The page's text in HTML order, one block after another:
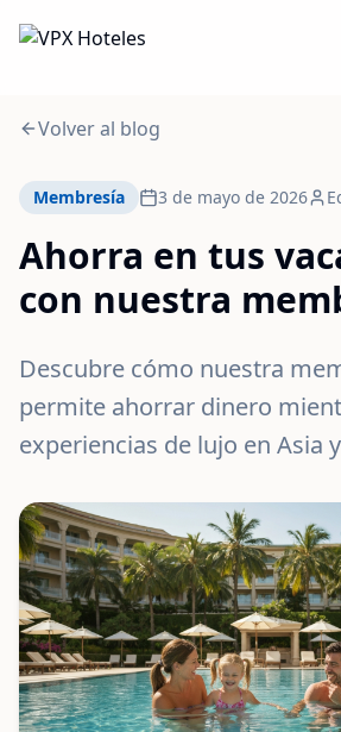
Volver al blog
Membresía 3 de mayo de 2026
Ahorra en tus
con nuestra
Descubre cómo nuestra
permite ahorrar dinero
experiencias de lujo en Asia